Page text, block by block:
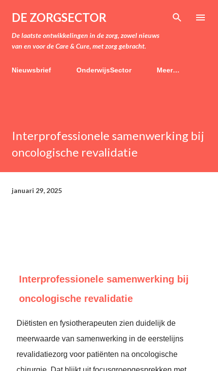
Doorgaan naar hoofdcontent
DE ZORGSECTOR
De laatste ontwikkelingen in de zorg, zowel nieuws
van en voor de Care & Cure, met zorg gebracht.
Nieuwsbrief OnderwijsSector Meer…
Interprofessionele samenwerking bij
oncologische revalidatie
januari 29, 2025
Interprofessionele samenwerking bij
oncologische revalidatie
Diëtisten en fysiotherapeuten zien duidelijk de
meerwaarde van samenwerking in de eerstelijns
revalidatiezorg voor patiënten na oncologische